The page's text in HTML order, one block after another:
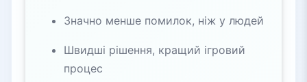
Значно менше помилок, ніж у людей
Швидші рішення, кращий ігровий
процес